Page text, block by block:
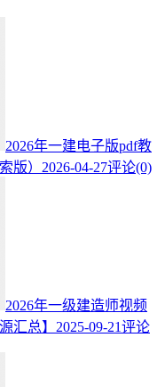
2026年一建电子版pdf教
版） 2026-04-27评论(0)
2026年一级建造师视频
汇总】 2025-09-21评论